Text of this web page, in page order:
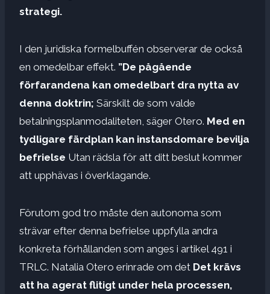
strategi.
I den juridiska formelbuffén observerar de också
en omedelbar effekt. ”De pågående
förfarandena kan omedelbart dra nytta av
denna doktrin; Särskilt de som valde
betalningsplanmodaliteten, säger Otero. Med en
tydligare färdplan kan instansdomare bevilja
befrielse Utan rädsla för att ditt beslut kommer
att upphävas i överklagande.
Förutom god tro måste den autonoma som
strävar efter denna befrielse uppfylla andra
konkreta förhållanden som anges i artikel 491 i
TRLC. Natalia Otero erinrade om det Det krävs
att ha agerat flitigt under hela processen,